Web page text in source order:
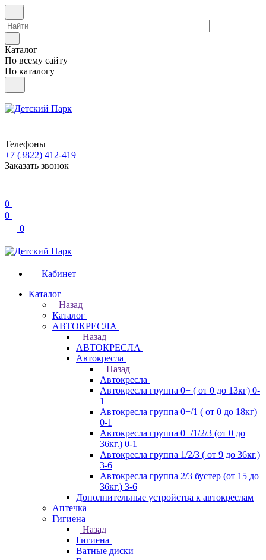
Каталог
По всему сайту
По каталогу
Телефоны
+7 (3822) 412-419
Заказать звонок
0
0
0
Кабинет
Каталог
Назад
Каталог
АВТОКРЕСЛА
Назад
АВТОКРЕСЛА
Автокресла
Назад
Автокресла
Автокресла группа 0+ ( от 0 до 13кг) 0-
1
Автокресла группа 0+/1 ( от 0 до 18кг)
0-1
Автокресла группа 0+/1/2/3 (от 0 до
36кг.) 0-1
Автокресла группа 1/2/3 ( от 9 до 36кг.)
3-6
Автокресла группа 2/3 бустер (от 15 до
36кг.) 3-6
Дополнительные устройства к автокреслам
Аптечка
Гигиена
Назад
Гигиена
Ватные диски